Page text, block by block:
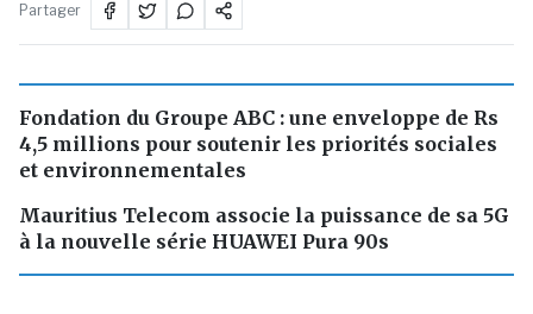
Partager
Fondation du Groupe ABC : une enveloppe de Rs
4,5 millions pour soutenir les priorités sociales
et environnementales
Mauritius Telecom associe la puissance de sa 5G
à la nouvelle série HUAWEI Pura 90s